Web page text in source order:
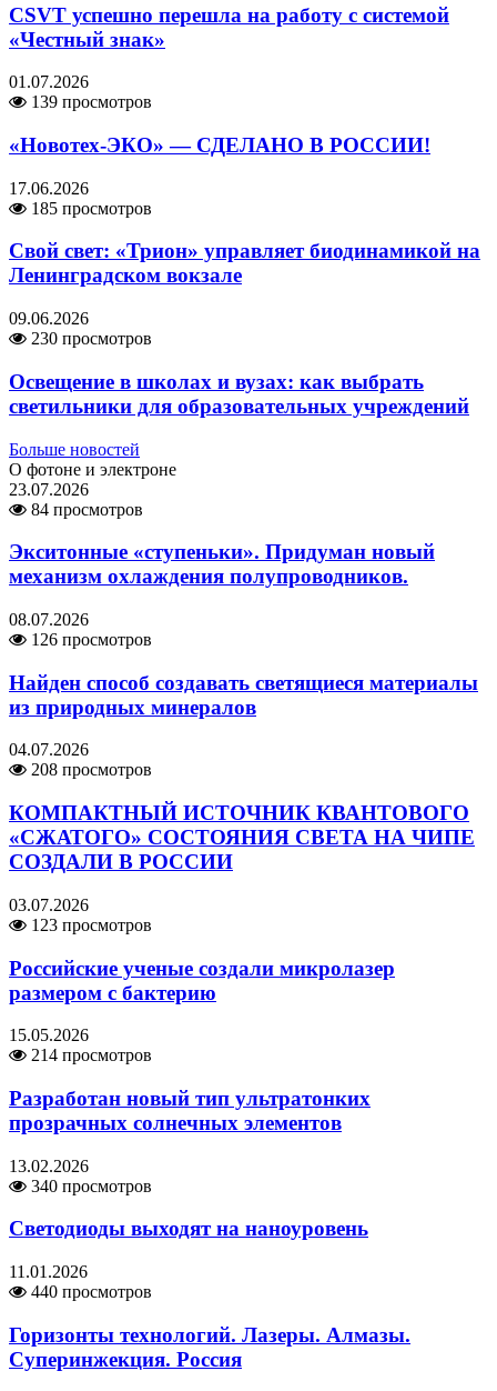
CSVT успешно перешла на работу с системой
«Честный знак»
01.07.2026
139 просмотров
«Новотех-ЭКО» — СДЕЛАНО В РОССИИ!
17.06.2026
185 просмотров
Свой свет: «Трион» управляет биодинамикой на
Ленинградском вокзале
09.06.2026
230 просмотров
Освещение в школах и вузах: как выбрать
светильники для образовательных учреждений
Больше новостей
О фотоне и электроне
23.07.2026
84 просмотров
Экситонные «ступеньки». Придуман новый
механизм охлаждения полупроводников.
08.07.2026
126 просмотров
Найден способ создавать светящиеся материалы
из природных минералов
04.07.2026
208 просмотров
КОМПАКТНЫЙ ИСТОЧНИК КВАНТОВОГО
«СЖАТОГО» СОСТОЯНИЯ СВЕТА НА ЧИПЕ
СОЗДАЛИ В РОССИИ
03.07.2026
123 просмотров
Российские ученые создали микролазер
размером с бактерию
15.05.2026
214 просмотров
Разработан новый тип ультратонких
прозрачных солнечных элементов
13.02.2026
340 просмотров
Светодиоды выходят на наноуровень
11.01.2026
440 просмотров
Горизонты технологий. Лазеры. Алмазы.
Суперинжекция. Россия